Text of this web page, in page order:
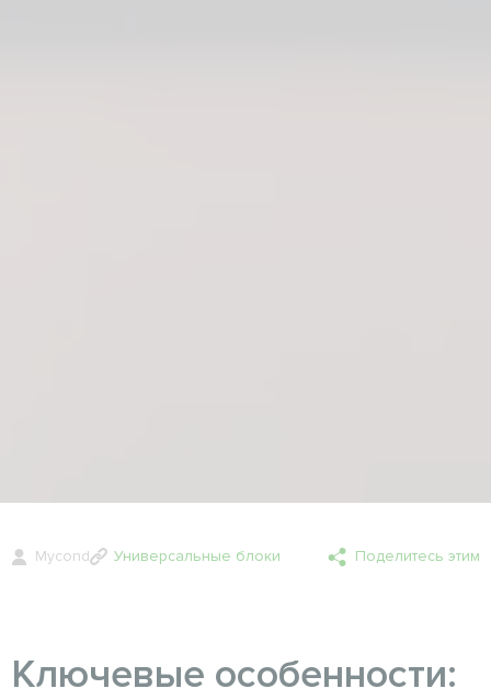
Mycond Универсальные блоки Поделитесь этим
Ключевые особенности: